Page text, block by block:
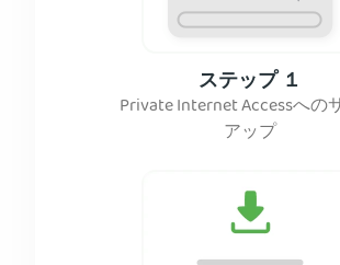
ステップ １
Private Internet Accessへの
アップ